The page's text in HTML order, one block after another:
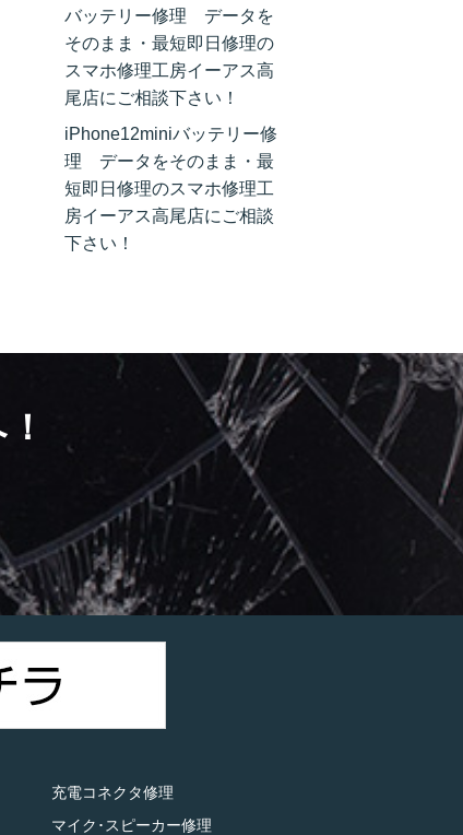
バッテリー修理 データを
そのまま・最短即日修理の
スマホ修理工房イーアス高
尾店にご相談下さい！
iPhone12miniバッテリー修
理 データをそのまま・最
短即日修理のスマホ修理工
房イーアス高尾店にご相談
下さい！
充電コネクタ修理
マイク･スピーカー修理